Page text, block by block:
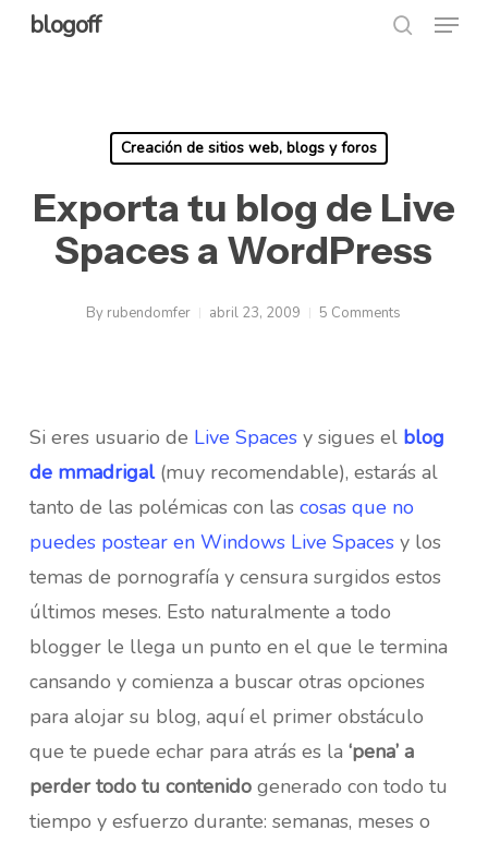
Skipblogoff Menu
Creación de sitios web, blogs y foros
Exporta tu blog de Live
Spaces a WordPress
By rubendomfer abril 23, 2009 5 Comments
Si eres usuario de Live Spacesy sigues el blog
de mmadrigal(muy recomendable), estarás al
tanto de las polémicas con las cosas que no
puedes postear en Windows Live Spacesy los
temas de pornografía y censura surgidos estos
últimos meses. Esto naturalmente a todo
blogger le llega un punto en el que le termina
cansando y comienza a buscar otras opciones
para alojar su blog, aquí el primer obstáculo
que te puede echar para atrás es la ‘pena’ a
perder todo tu contenidogenerado con todo tu
tiempo y esfuerzo durante: semanas, meses o